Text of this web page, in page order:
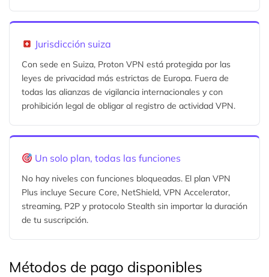
Jurisdicción suiza
Con sede en Suiza, Proton VPN está protegida por las
leyes de privacidad más estrictas de Europa. Fuera de
todas las alianzas de vigilancia internacionales y con
prohibición legal de obligar al registro de actividad VPN.
Un solo plan, todas las funciones
No hay niveles con funciones bloqueadas. El plan VPN
Plus incluye Secure Core, NetShield, VPN Accelerator,
streaming, P2P y protocolo Stealth sin importar la duración
de tu suscripción.
Métodos de pago disponibles